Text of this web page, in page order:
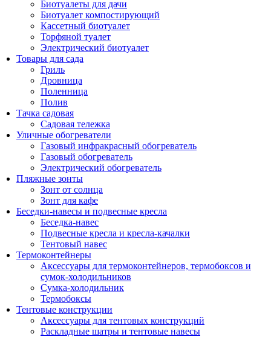
Биотуалеты для дачи
Биотуалет компостирующий
Кассетный биотуалет
Торфяной туалет
Электрический биотуалет
Товары для сада
Гриль
Дровница
Поленница
Полив
Тачка садовая
Садовая тележка
Уличные обогреватели
Газовый инфракрасный обогреватель
Газовый обогреватель
Электрический обогреватель
Пляжные зонты
Зонт от солнца
Зонт для кафе
Беседки-навесы и подвесные кресла
Беседка-навес
Подвесные кресла и кресла-качалки
Тентовый навес
Термоконтейнеры
Аксессуары для термоконтейнеров, термобоксов и
сумок-холодильников
Сумка-холодильник
Термобоксы
Тентовые конструкции
Аксессуары для тентовых конструкций
Раскладные шатры и тентовые навесы